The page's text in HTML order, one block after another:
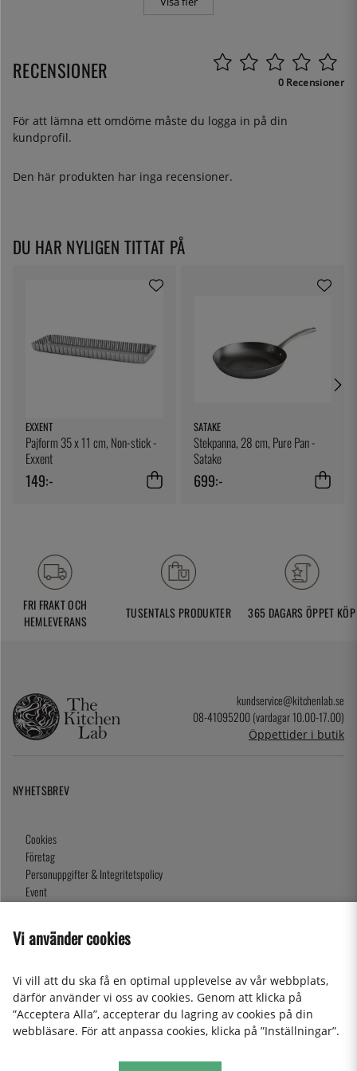
RECENSIONER 0 Recensioner
För att lämna ett omdöme måste du logga in på din
kundprofil.
Den här produkten har inga recensioner.
DU HAR NYLIGEN TITTAT PÅ
EXXENT
Pajform 35 x 11 cm, Non-stick -
Exxent
149:-
SATAKE
Stekpanna, 28 cm, Pure Pan -
Satake
699:-
FRI FRAKT OCH
HEMLEVERANS
TUSENTALS PRODUKTER 365 DAGARS ÖPPET KÖP
kundservice@kitchenlab.se
08-41095200 (vardagar 10.00-17.00)
Öppettider i butik
NYHETSBREV
Cookies
Företag
Personuppgifter & Integritetspolicy
Event
Presentkort
2026 KitchenLab AB
Vi använder cookies
Vi vill att du ska få en optimal upplevelse av vår webbplats,
därför använder vi oss av cookies. Genom att klicka på
”Acceptera Alla”, accepterar du lagring av cookies på din
webbläsare. För att anpassa cookies, klicka på ”Inställningar”.